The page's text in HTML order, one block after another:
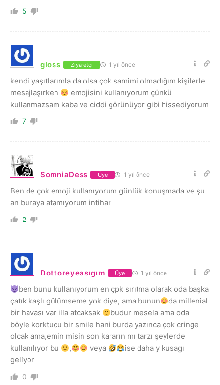
5
gloss Ziyaretçi 1 yıl önce
kendi yaşıtlarımla da olsa çok samimi olmadığım kişilerle
mesajlaşırken
emojisini kullanıyorum çünkü
kullanmazsam kaba ve ciddi görünüyor gibi hissediyorum
7
SomniaDess Üye 1 yıl önce
Ben de çok emoji kullanıyorum günlük konuşmada ve şu
an buraya atamıyorum intihar
2
Dottoreyeasıgım Üye 1 yıl önce
ben bunu kullanıyorum en çpk sırıtma olarak oda başka
çatık kaşlı gülümseme yok diye, ama bunun
da millenial
bir havası var illa atcaksak
budur mesela ama oda
böyle korktucu bir smile hani burda yazınca çok cringe
olcak ama,emin misin son kararın mı tarzı şeylerde
kullanılıyor bu
, veya
ise daha y kusagı
geliyor
0